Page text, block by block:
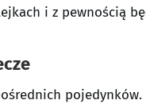
i z pewnością
pojedynków.